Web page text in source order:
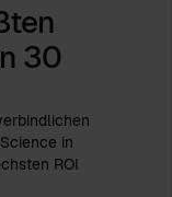
30
in
ROI